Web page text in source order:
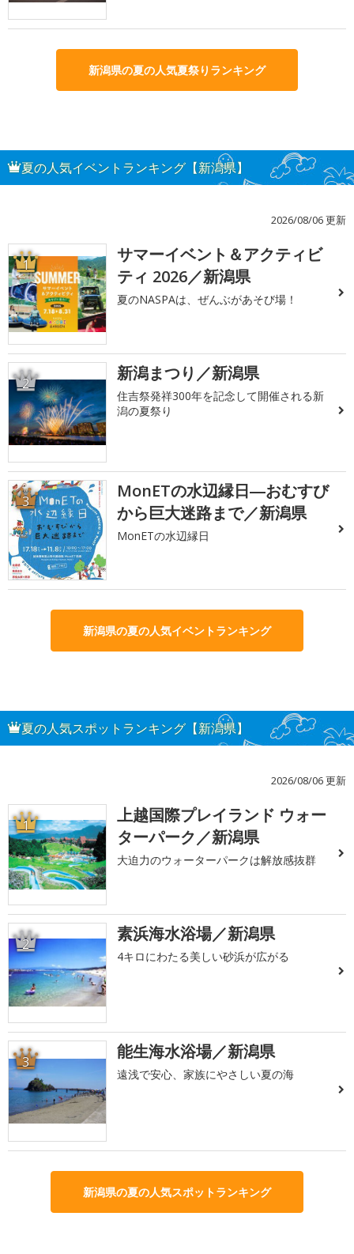
新潟県の夏の人気夏祭りランキング
夏の人気イベントランキング【新潟県】
2026/08/06 更新
1
サマーイベント＆アクティビ
ティ 2026／新潟県
夏のNASPAは、ぜんぶがあそび場！
2 新潟まつり／新潟県
住吉祭発祥300年を記念して開催される新
潟の夏祭り
3
MonETの水辺縁日―おむすび
から巨大迷路まで／新潟県
MonETの水辺縁日
新潟県の夏の人気イベントランキング
夏の人気スポットランキング【新潟県】
2026/08/06 更新
1
上越国際プレイランド ウォー
ターパーク／新潟県
大迫力のウォーターパークは解放感抜群
2 素浜海水浴場／新潟県
4キロにわたる美しい砂浜が広がる
3 能生海水浴場／新潟県
遠浅で安心、家族にやさしい夏の海
新潟県の夏の人気スポットランキング